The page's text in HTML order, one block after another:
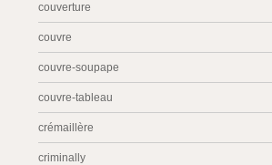
couverture
couvre
couvre-soupape
couvre-tableau
crémaillère
criminally